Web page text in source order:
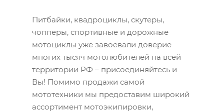
Питбайки, квадроциклы, скутеры,
чопперы, спортивные и дорожные
мотоциклы уже завоевали доверие
многих тысяч мотолюбителей на всей
территории РФ – присоединяйтесь и
Вы! Помимо продажи самой
мототехники мы предоставим широкий
ассортимент мотоэкипировки,